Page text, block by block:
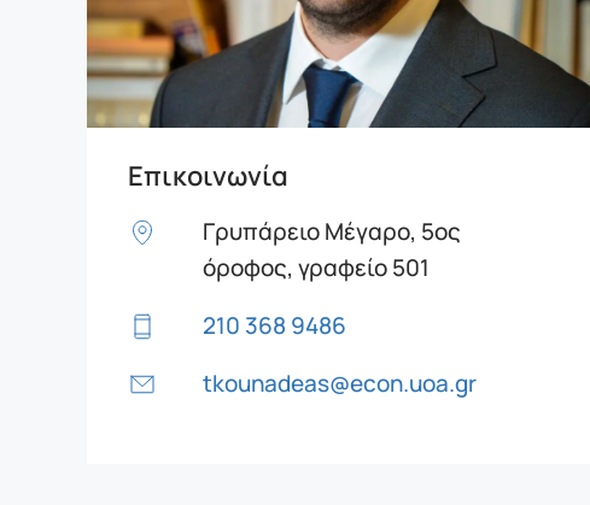
Επικοινωνία
Γρυπάρειο Μέγαρο, 5ος
όροφος, γραφείο 501
210 368 9486
tkounadeas@econ.uoa.gr